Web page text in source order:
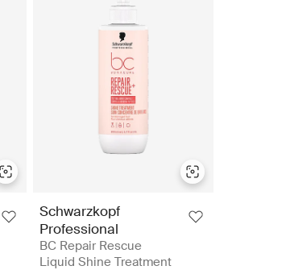
Schwarzkopf
Professional
BC Repair Rescue
Liquid Shine Treatment